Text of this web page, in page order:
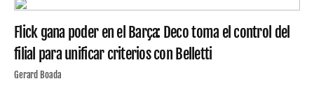
Flick gana poder en el Barça: Deco toma el control del
filial para unificar criterios con Belletti
Gerard Boada